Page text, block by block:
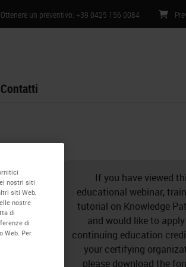
Ottenere un preventivo: +39 0425 156 0084
Contatti
If you have viewed
educational webinar,
tutorial on Knowledge
and would like to
continuing education
your certifying
please download the
nostri siti
siti Web,
nostre
di
di
Web. Per